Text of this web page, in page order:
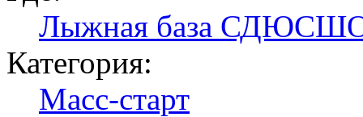
Лыжная база
Категория:
Масс-старт